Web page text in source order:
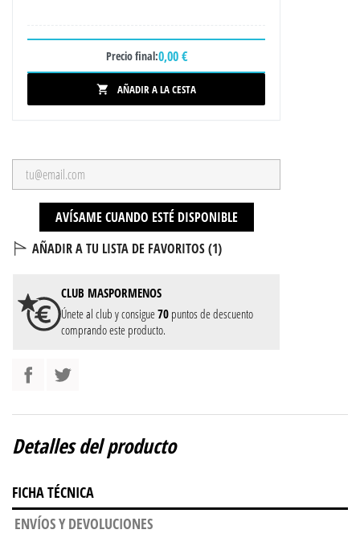
Precio final:0,00 €
 AÑADIR A LA CESTA
AVÍSAME CUANDO ESTÉ DISPONIBLE
AÑADIR A TU LISTA DE FAVORITOS (1)
CLUB MASPORMENOS
Únete al club y consigue70 puntos de descuento
comprando este producto.
Detalles del producto
FICHA TÉCNICA
ENVÍOS Y DEVOLUCIONES